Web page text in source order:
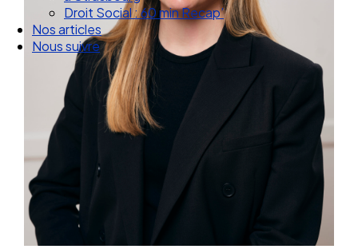
Droit Social : 60 min Recap’
Nos articles
Nous suivre